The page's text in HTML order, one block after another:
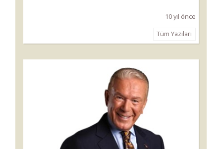
10 yıl önce
Tüm Yazıları